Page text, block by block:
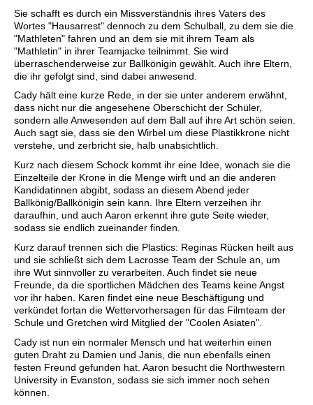
Sie schafft es durch ein Missverständnis ihres Vaters des
Wortes "Hausarrest" dennoch zu dem Schulball, zu dem sie die
"Mathleten" fahren und an dem sie mit ihrem Team als
"Mathletin" in ihrer Teamjacke teilnimmt. Sie wird
überraschenderweise zur Ballkönigin gewählt. Auch ihre Eltern,
die ihr gefolgt sind, sind dabei anwesend.
Cady hält eine kurze Rede, in der sie unter anderem erwähnt,
dass nicht nur die angesehene Oberschicht der Schüler,
sondern alle Anwesenden auf dem Ball auf ihre Art schön seien.
Auch sagt sie, dass sie den Wirbel um diese Plastikkrone nicht
verstehe, und zerbricht sie, halb unabsichtlich.
Kurz nach diesem Schock kommt ihr eine Idee, wonach sie die
Einzelteile der Krone in die Menge wirft und an die anderen
Kandidatinnen abgibt, sodass an diesem Abend jeder
Ballkönig/Ballkönigin sein kann. Ihre Eltern verzeihen ihr
daraufhin, und auch Aaron erkennt ihre gute Seite wieder,
sodass sie endlich zueinander finden.
Kurz darauf trennen sich die Plastics: Reginas Rücken heilt aus
und sie schließt sich dem Lacrosse Team der Schule an, um
ihre Wut sinnvoller zu verarbeiten. Auch findet sie neue
Freunde, da die sportlichen Mädchen des Teams keine Angst
vor ihr haben. Karen findet eine neue Beschäftigung und
verkündet fortan die Wettervorhersagen für das Filmteam der
Schule und Gretchen wird Mitglied der "Coolen Asiaten".
Cady ist nun ein normaler Mensch und hat weiterhin einen
guten Draht zu Damien und Janis, die nun ebenfalls einen
festen Freund gefunden hat. Aaron besucht die Northwestern
University in Evanston, sodass sie sich immer noch sehen
können.